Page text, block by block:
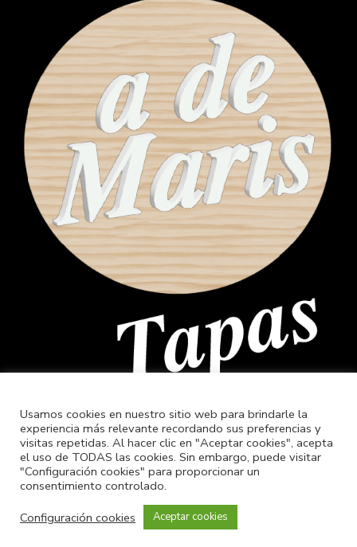
© 2022 Golfiño Xestión de Ocio, diseño –
Usamos cookies en nuestro sitio web para brindarle la
experiencia más relevante recordando sus preferencias y
visitas repetidas. Al hacer clic en "Aceptar cookies", acepta
el uso de TODAS las cookies. Sin embargo, puede visitar
"Configuración cookies" para proporcionar un
consentimiento controlado.
Configuración cookies
Aceptar cookies